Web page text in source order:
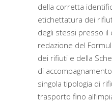
della corretta
etichettatura dei
degli stessi presso il
redazione del
dei rifiuti e della
di
singola tipologia di
trasporto fino